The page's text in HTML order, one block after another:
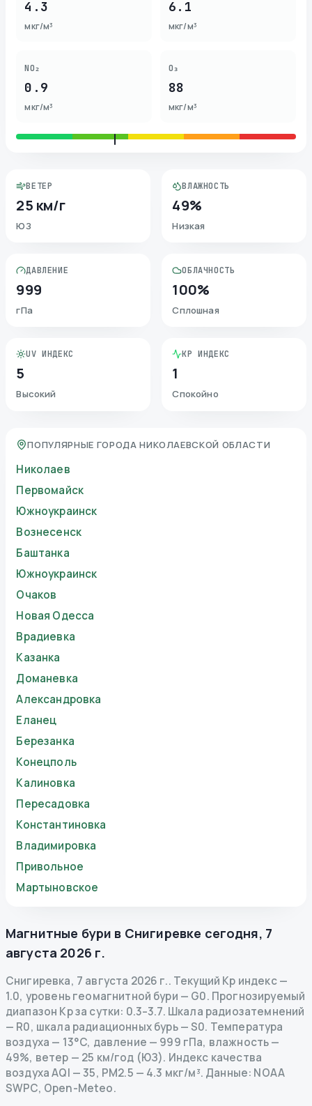
4.3
мкг/м³
6.1
мкг/м³
NO₂
0.9
мкг/м³
O₃
88
мкг/м³
ВЕТЕР
25 км/г
ЮЗ
ВЛАЖНОСТЬ
49%
Низкая
ДАВЛЕНИЕ
999
гПа
ОБЛАЧНОСТЬ
100%
Сплошная
UV ИНДЕКС
5
Высокий
KP ИНДЕКС
1
Спокойно
ПОПУЛЯРНЫЕ ГОРОДА НИКОЛАЕВСКОЙ ОБЛАСТИ
Николаев
Первомайск
Южноукраинск
Вознесенск
Баштанка
Южноукраинск
Очаков
Новая Одесса
Врадиевка
Казанка
Доманевка
Александровка
Еланец
Березанка
Конецполь
Калиновка
Пересадовка
Константиновка
Владимировка
Привольное
Мартыновское
Магнитные бури в Снигиревке сегодня, 7
августа 2026 г.
Снигиревка, 7 августа 2026 г.. Текущий Kp индекс—
1.0, уровень геомагнитной бури — G0. Прогнозируемый
диапазон Kp за сутки: 0.3–3.7. Шкала радиозатемнений
— R0, шкала радиационных бурь— S0. Температура
воздуха — 13°C, давление — 999 гПа, влажность —
49%, ветер — 25 км/год (ЮЗ). Индекс качества
воздуха AQI — 35, PM2.5 — 4.3 мкг/м³. Данные: NOAA
SWPC, Open-Meteo.